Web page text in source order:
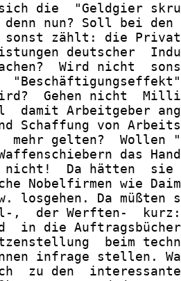
die  "Geldgier
denn nun? Soll bei
sonst zählt: die
deutscher
Wird nicht
Gehen nicht
damit Arbeitgeber
Schaffung von
mehr gelten?  Wollen
das
nicht!  Da hätten
Nobelfirmen wie
losgehen. Da müßten
,  der Werften-
in die
beim
infrage stellen.
zu den